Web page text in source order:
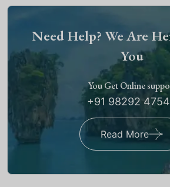
Need Help? We Are
You
You Get Online
+91 98292
Read More